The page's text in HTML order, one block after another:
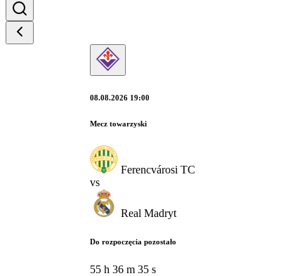
08.08.2026 19:00
Mecz towarzyski
Ferencvárosi TC
vs
Real Madryt
Do rozpoczęcia pozostało
55 h 36 m 34 s